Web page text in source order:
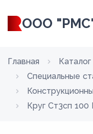
ООО
Главная
Каталог
Специальные
Круг Ст3сп